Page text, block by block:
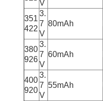
V
351
422
3.
7
V
80mAh
380
926
3.
7
V
60mAh
400
920
3.
7
V
55mAh